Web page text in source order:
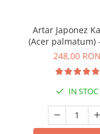
Artar Japonez
(Acer palmatum)
248,00 RON
IN STOC